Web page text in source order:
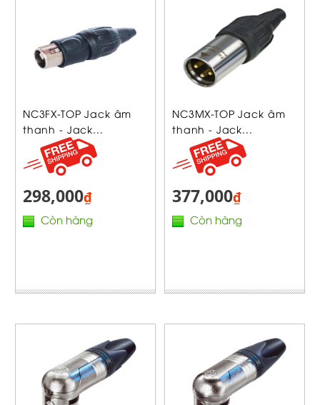
NC3FX-TOP Jack âm
thanh - Jack...
298,000₫
Còn hàng
NC3MX-TOP Jack âm
thanh - Jack...
377,000₫
Còn hàng